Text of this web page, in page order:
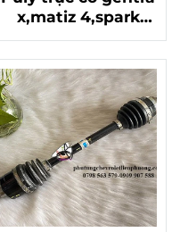
x,matiz 4,spark
chính hãng mã
25182733